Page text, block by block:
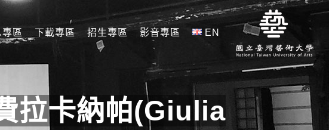
區 下載專區 招生專區 影音專區 EN
拉卡納帕(Giulia